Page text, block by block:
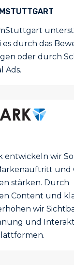
es durch das
oder durch
Ads.
entwickeln wir
und
stärken. Durch
Content und
wir
und